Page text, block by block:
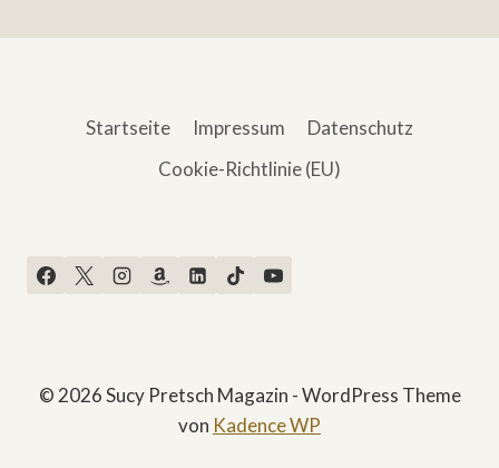
Startseite Impressum
Datenschutz
Cookie-Richtlinie (EU)
© 2026 Sucy Pretsch Magazin - WordPress Theme
von Kadence WP